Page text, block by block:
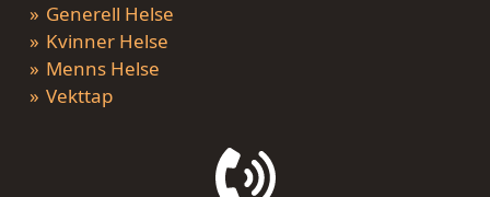
Generell Helse
Kvinner Helse
Menns Helse
Vekttap